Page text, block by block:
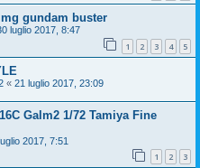
gundam buster
luglio 2017, 8:47
1 2 3 4 5
« 21 luglio 2017, 23:09
Galm2 1/72 Tamiya Fine
2017, 7:51
1 2 3